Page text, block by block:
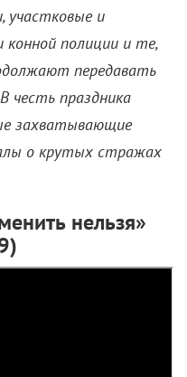
участковые и
полиции и те,
передавать
честь праздника
захватывающие
о крутых стражах
нельзя»